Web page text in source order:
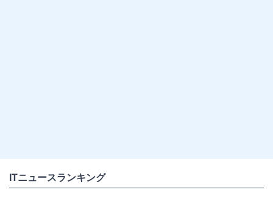
ITニュースランキング